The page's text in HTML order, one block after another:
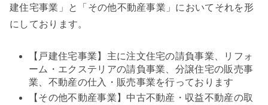
建住宅事業」と「その他不動産事業」においてそれを形
にしております。
【戸建住宅事業】主に注文住宅の請負事業、リフォ
ーム・エクステリアの請負事業、分譲住宅の販売事
業、不動産の仕入・販売事業を行っております
【その他不動産事業】中古不動産・収益不動産の取